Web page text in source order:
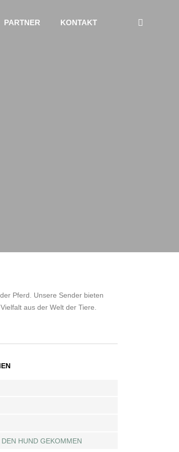
PARTNER KONTAKT
Pferd. Unsere Sender bieten
aus der Welt der Tiere.
HUND GEKOMMEN